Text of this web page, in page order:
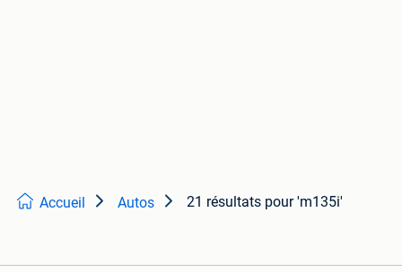
Accueil Autos 21 résultats pour 'm135i'